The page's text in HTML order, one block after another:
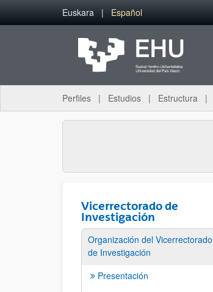
Saltar al contenido principal
Euskara Español
Perfiles Estudios Estructura
Vicerrectorado de
Investigación
Organización del Vicerrectorado
de Investigación
Presentación